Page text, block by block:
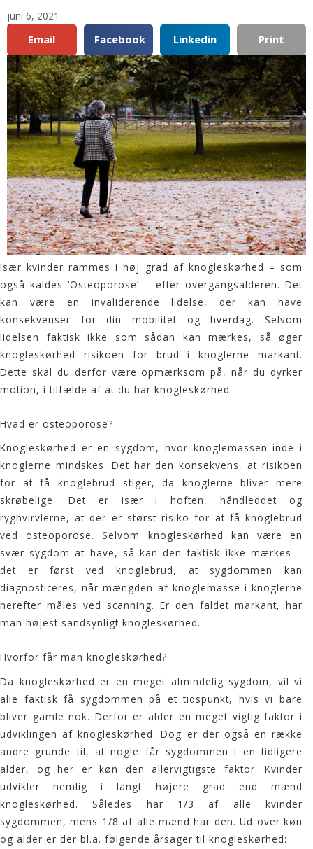
juni 6, 2021
Del:
Email Facebook Linkedin Print
Især kvinder rammes i høj grad af knogleskørhed – som
også kaldes ’Osteoporose’ – efter overgangsalderen. Det
kan være en invaliderende lidelse, der kan have
konsekvenser for din mobilitet og hverdag. Selvom
lidelsen faktisk ikke som sådan kan mærkes, så øger
knogleskørhed risikoen for brud i knoglerne markant.
Dette skal du derfor være opmærksom på, når du dyrker
motion, i tilfælde af at du har knogleskørhed.
Hvad er osteoporose?
Knogleskørhed er en sygdom, hvor knoglemassen inde i
knoglerne mindskes. Det har den konsekvens, at risikoen
for at få knoglebrud stiger, da knoglerne bliver mere
skrøbelige. Det er især i hoften, håndleddet og
ryghvirvlerne, at der er størst risiko for at få knoglebrud
ved osteoporose. Selvom knogleskørhed kan være en
svær sygdom at have, så kan den faktisk ikke mærkes –
det er først ved knoglebrud, at sygdommen kan
diagnosticeres, når mængden af knoglemasse i knoglerne
herefter måles ved scanning. Er den faldet markant, har
man højest sandsynligt knogleskørhed.
Hvorfor får man knogleskørhed?
Da knogleskørhed er en meget almindelig sygdom, vil vi
alle faktisk få sygdommen på et tidspunkt, hvis vi bare
bliver gamle nok. Derfor er alder en meget vigtig faktor i
udviklingen af knogleskørhed. Dog er der også en række
andre grunde til, at nogle får sygdommen i en tidligere
alder, og her er køn den allervigtigste faktor. Kvinder
udvikler nemlig i langt højere grad end mænd
knogleskørhed. Således har 1/3 af alle kvinder
sygdommen, mens 1/8 af alle mænd har den. Ud over køn
og alder er der bl.a. følgende årsager til knogleskørhed: